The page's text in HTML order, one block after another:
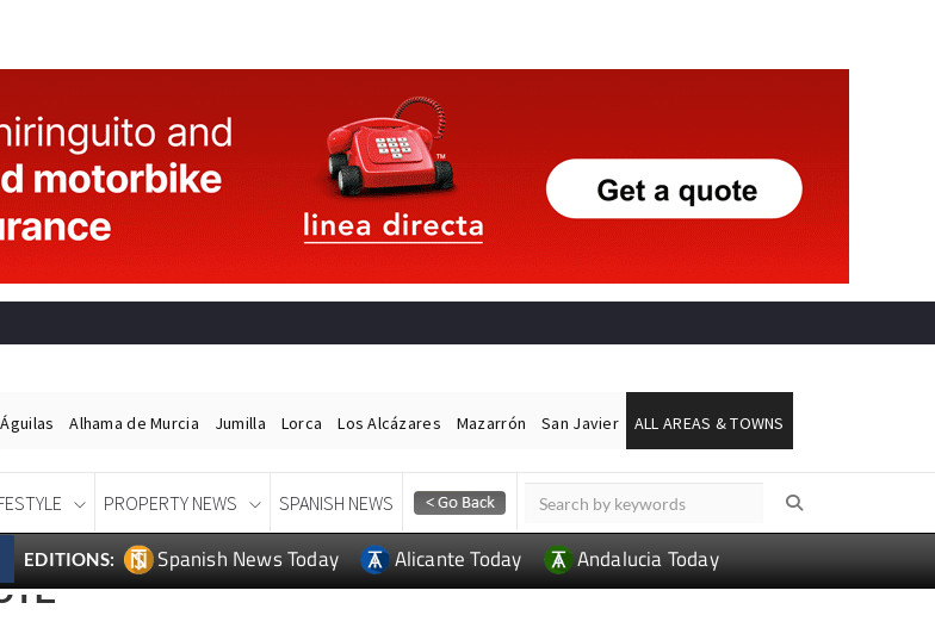
Águilas Alhama de Murcia Jumilla Lorca Los Alcázares Mazarrón San Javier ALL AREAS & TOWNS
PROPERTY NEWS SPANISH NEWS
EDITIONS: Spanish News Today Alicante Today Andalucia Today